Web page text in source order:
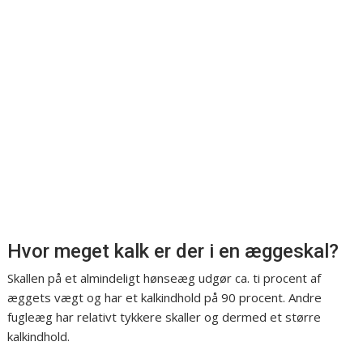
Hvor meget kalk er der i en æggeskal?
Skallen på et almindeligt hønseæg udgør ca. ti procent af
æggets vægt og har et kalkindhold på 90 procent. Andre
fugleæg har relativt tykkere skaller og dermed et større
kalkindhold.